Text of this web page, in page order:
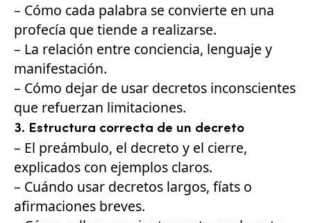
– Cómo cada palabra se convierte en una
profecía que tiende a realizarse.
– La relación entre conciencia, lenguaje y
manifestación.
– Cómo dejar de usar decretos inconscientes
que refuerzan limitaciones.
3. Estructura correcta de un decreto
– El preámbulo, el decreto y el cierre,
explicados con ejemplos claros.
– Cuándo usar decretos largos, fíats o
afirmaciones breves.